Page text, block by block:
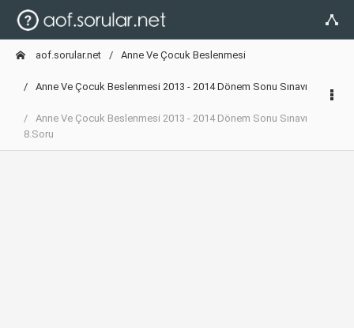
aof.sorular.net Anne Ve Çocuk Beslenmesi
Anne Ve Çocuk Beslenmesi 2013 - 2014 Dönem Sonu Sınavı
Anne Ve Çocuk Beslenmesi 2013 - 2014 Dönem Sonu Sınavı
8.Soru